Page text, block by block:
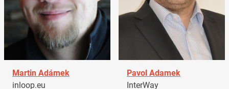
Martin Adámek
inloop.eu
Pavol Adamek
InterWay